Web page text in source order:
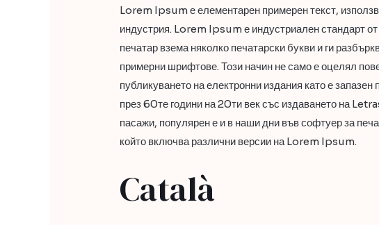
Lorem Ipsum е елементарен примерен текст,
индустрия. Lorem Ipsum е индустриален стандарт от
печатар взема няколко печатарски букви и ги
примерни шрифтове. Този начин не само е оцелял
публикуването на електронни издания като е
през 60те години на 20ти век със издаването на
пасажи, популярен е и в наши дни във софтуер за
който включва различни версии на Lorem Ipsum.
Català